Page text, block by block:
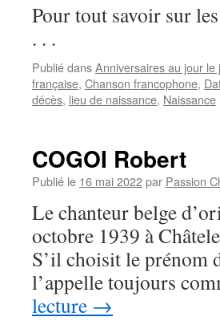
Pour tout savoir sur
. . .
Publié dansAnniversaires au jour le
française, Chanson francophone,
décès, lieu de naissance, Naissance
COGOI Robert
Publié le 16 mai 2022par Passion
Le chanteur belge
octobre 1939 à
S’il choisit le prénom
l’appelle toujours
lecture →